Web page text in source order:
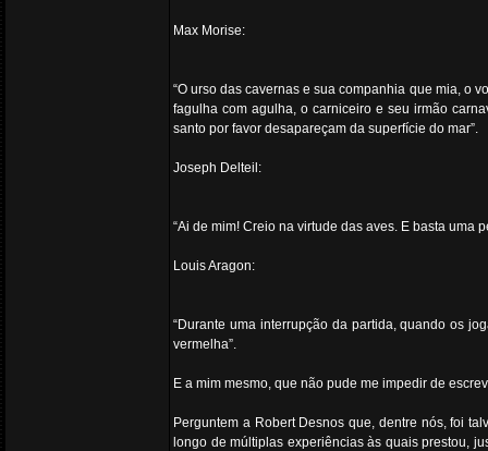
Max Morise:
“O urso das cavernas e sua companhia que mia, o
fagulha com agulha, o carniceiro e seu irmão
santo por favor desapareçam da superfície do mar”.
Joseph Delteil:
“Ai de mim! Creio na virtude das aves. E basta uma
Louis Aragon:
“Durante uma interrupção da partida, quando os
vermelha”.
E a mim mesmo, que não pude me impedir de
Perguntem a Robert Desnos que, dentre nós, foi
longo de múltiplas experiências às quais prestou,